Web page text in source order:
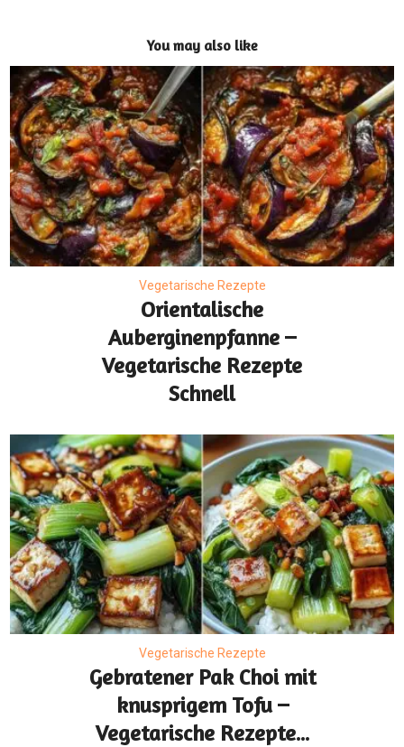
You may also like
Vegetarische Rezepte
Orientalische
Auberginenpfanne –
Vegetarische Rezepte
Schnell
Vegetarische Rezepte
Gebratener Pak Choi mit
knusprigem Tofu –
Vegetarische Rezepte...